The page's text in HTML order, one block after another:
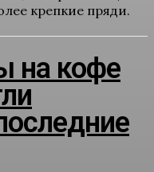
крепкие пряди.
на кофе